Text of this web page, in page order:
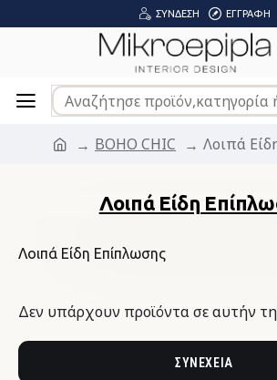
ΣΎΝΔΕΣΗ ΕΓΓΡΑΦΉ
BOHO CHIC Λοιπά
Λοιπά Είδη
Λοιπά Είδη Επίπλωσης
Δεν υπάρχουν προϊόντα σε αυτήν
ΣΥΝΈΧΕΙΑ